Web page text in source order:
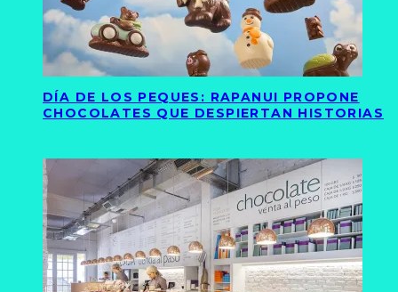
DÍA DE LOS PEQUES: RAPANUI PROPONE
CHOCOLATES QUE DESPIERTAN HISTORIAS